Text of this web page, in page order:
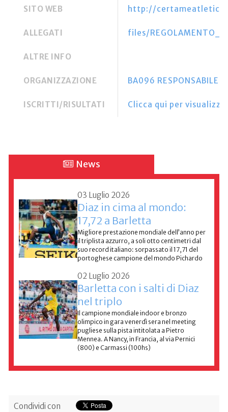
SITO WEB http://
ALLEGATI files/
ALTRE INFO
ORGANIZZAZIONE BA096
ISCRITTI/RISULTATI Clicca qui per
News
03 Luglio 2026
Diaz in cima al mondo:
17,72 a Barletta
Migliore prestazione mondiale dell’anno per
il triplista azzurro, a soli otto centimetri dal
suo record italiano: sorpassato il 17,71 del
portoghese campione del mondo Pichardo
02 Luglio 2026
Barletta con i salti di Diaz
nel triplo
Il campione mondiale indoor e bronzo
olimpico in gara venerdì sera nel meeting
pugliese sulla pista intitolata a Pietro
Mennea. A Nancy, in Francia, al via Pernici
(800) e Carmassi (100hs)
Condividi con